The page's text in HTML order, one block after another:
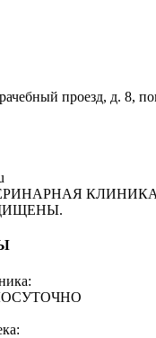
проезд, д. 8,
КЛИНИКА